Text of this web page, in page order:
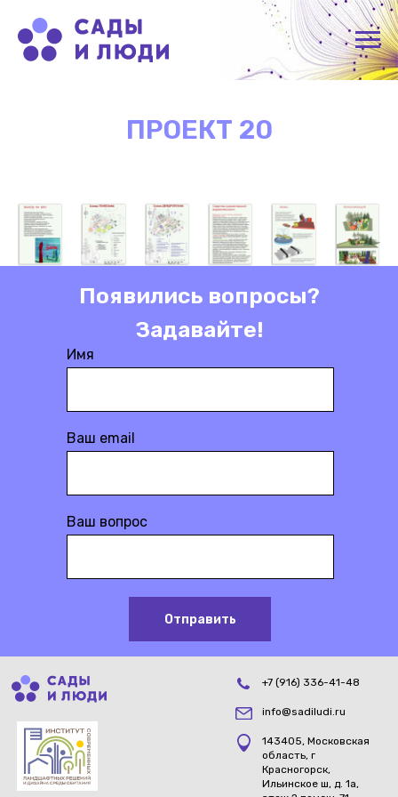
ПРОЕКТ 20
Появились вопросы?
Задавайте!
Имя
Ваш email
Ваш вопрос
Отправить
+7 (916) 336-41-48
info@sadiludi.ru
143405, Московская
область, г
Красногорск,
Ильинское ш, д. 1а,